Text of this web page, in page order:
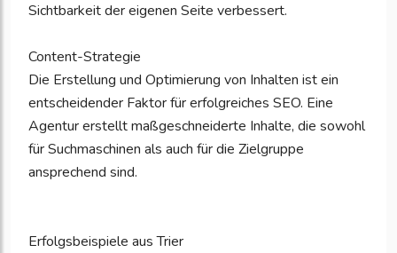
Sichtbarkeit der eigenen Seite verbessert.
Content-Strategie
Die Erstellung und Optimierung von Inhalten ist ein
entscheidender Faktor für erfolgreiches SEO. Eine
Agentur erstellt maßgeschneiderte Inhalte, die sowohl
für Suchmaschinen als auch für die Zielgruppe
ansprechend sind.
Erfolgsbeispiele aus Trier